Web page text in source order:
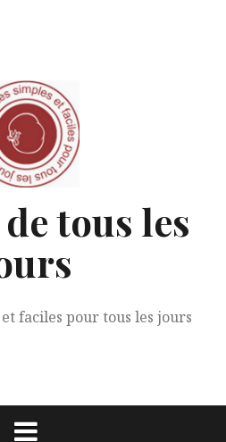
tous les
faciles pour tous les jours